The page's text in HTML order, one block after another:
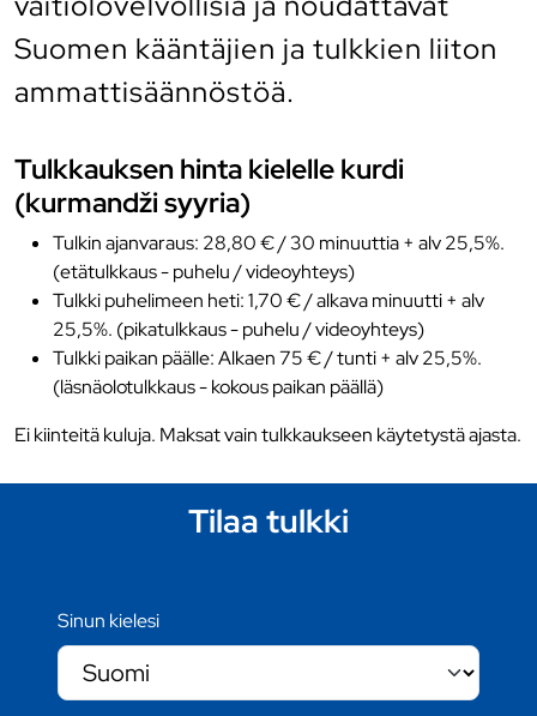
Suomen kääntäjien ja tulkkien liiton
ammattisäännöstöä.
Tulkkauksen hinta kielelle kurdi
(kurmandži syyria)
Tulkin ajanvaraus: 28,80 € / 30 minuuttia + alv 25,5%.
(etätulkkaus - puhelu / videoyhteys)
Tulkki puhelimeen heti: 1,70 € / alkava minuutti + alv
25,5%. (pikatulkkaus - puhelu / videoyhteys)
Tulkki paikan päälle: Alkaen 75 € / tunti + alv 25,5%.
(läsnäolotulkkaus - kokous paikan päällä)
Ei kiinteitä kuluja. Maksat vain tulkkaukseen käytetystä ajasta.
Tilaa tulkki
Sinun kielesi